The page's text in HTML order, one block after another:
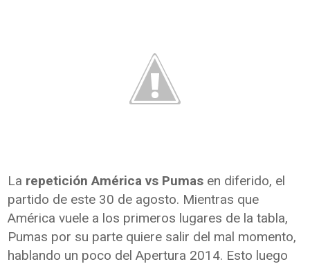
La repetición América vs Pumas en diferido, el
partido de este 30 de agosto. Mientras que
América vuele a los primeros lugares de la tabla,
Pumas por su parte quiere salir del mal momento,
hablando un poco del Apertura 2014. Esto luego